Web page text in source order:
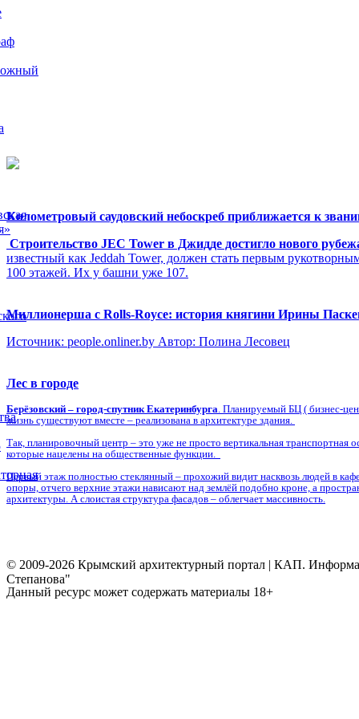
Километровый саудовский небоскреб приближается к
Строительство JEC Tower в Джидде достигло нового
известный как Jeddah Tower, должен стать первым
100 этажей. Их у башни уже 107.
Миллионерша с Rolls-Royсе: история княгини Ирины
Источник: people.onliner.by Автор: Полина Лесовец
Лес в городе
Берёзовский – город-спутник Екатеринбурга. Планируемый БЦ ( бизнес-
жизнь существуют вместе – реализована в архитектуре здания.
Так, планировочный центр – это уже не просто вертикальная транспортная
которые нацелены на общественные функции.
Первый этаж полностью стеклянный – прохожий видит насквозь людей в
опоры, отчего верхние этажи нависают над землёй подобно кроне, а
архитектуры. А слоистая структура фасадов – облегчает массивность.
© 2009-2026 Крымский архитектурный портал | КАП.
Степанова"
Данный ресурс может содержать материалы 18+